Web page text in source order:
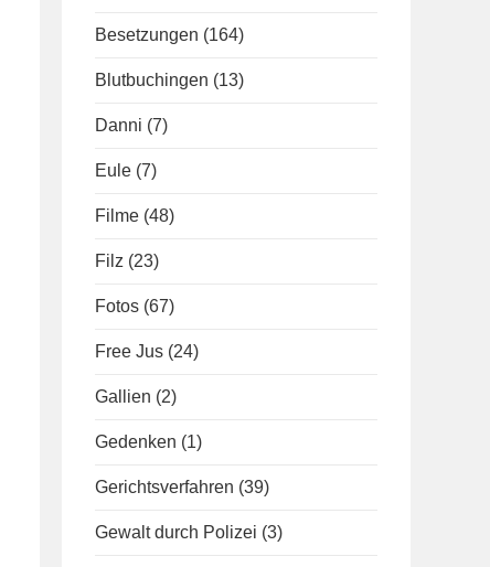
Besetzungen (164)
Blutbuchingen (13)
Danni (7)
Eule (7)
Filme (48)
Filz (23)
Fotos (67)
Free Jus (24)
Gallien (2)
Gedenken (1)
Gerichtsverfahren (39)
Gewalt durch Polizei (3)